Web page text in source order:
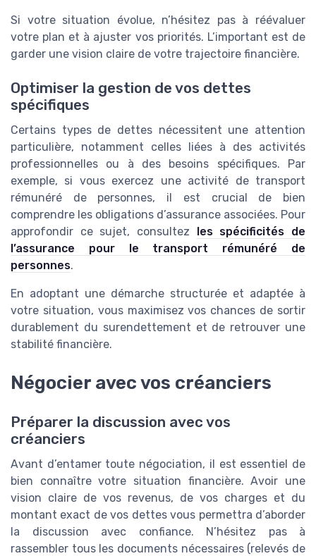
Si votre situation évolue, n’hésitez pas à réévaluer
votre plan et à ajuster vos priorités. L’important est de
garder une vision claire de votre trajectoire financière.
Optimiser la gestion de vos dettes
spécifiques
Certains types de dettes nécessitent une attention
particulière, notamment celles liées à des activités
professionnelles ou à des besoins spécifiques. Par
exemple, si vous exercez une activité de transport
rémunéré de personnes, il est crucial de bien
comprendre les obligations d’assurance associées. Pour
approfondir ce sujet, consultez
les spécificités de
l’assurance pour le transport rémunéré de
personnes.
En adoptant une démarche structurée et adaptée à
votre situation, vous maximisez vos chances de sortir
durablement du surendettement et de retrouver une
stabilité financière.
Négocier avec vos créanciers
Préparer la discussion avec vos
créanciers
Avant d’entamer toute négociation, il est essentiel de
bien connaître votre situation financière. Avoir une
vision claire de vos revenus, de vos charges et du
montant exact de vos dettes vous permettra d’aborder
la discussion avec confiance. N’hésitez pas à
rassembler tous les documents nécessaires (relevés de